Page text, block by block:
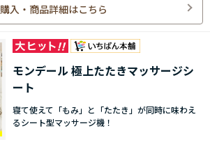
購入・商品詳細はこちら
モンデール 極上たたきマッサージシ
ート
寝て使えて「もみ」と「たたき」が同時に味わえ
るシート型マッサージ機！